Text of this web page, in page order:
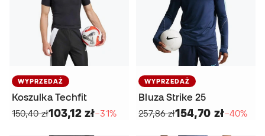
WYPRZEDAŻ
Koszulka Techfit
150,40 zł103,12 zł−31%
WYPRZEDAŻ
Bluza Strike 25
257,86 zł154,70 zł−40%